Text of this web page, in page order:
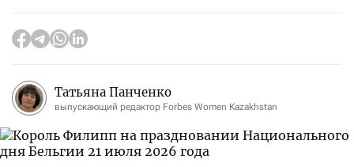
Татьяна Панченко
выпускающий редактор Forbes Women Kazakhstan